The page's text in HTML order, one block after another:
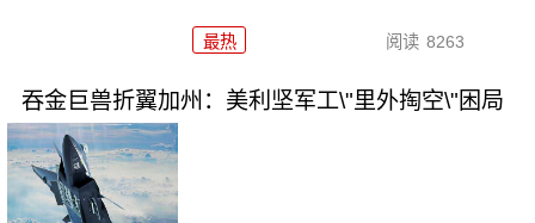
最热 阅读 8263
吞金巨兽折翼加州：美利坚军工\"里外掏空\"困局